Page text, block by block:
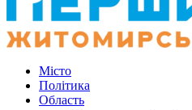
Місто
Політика
Область